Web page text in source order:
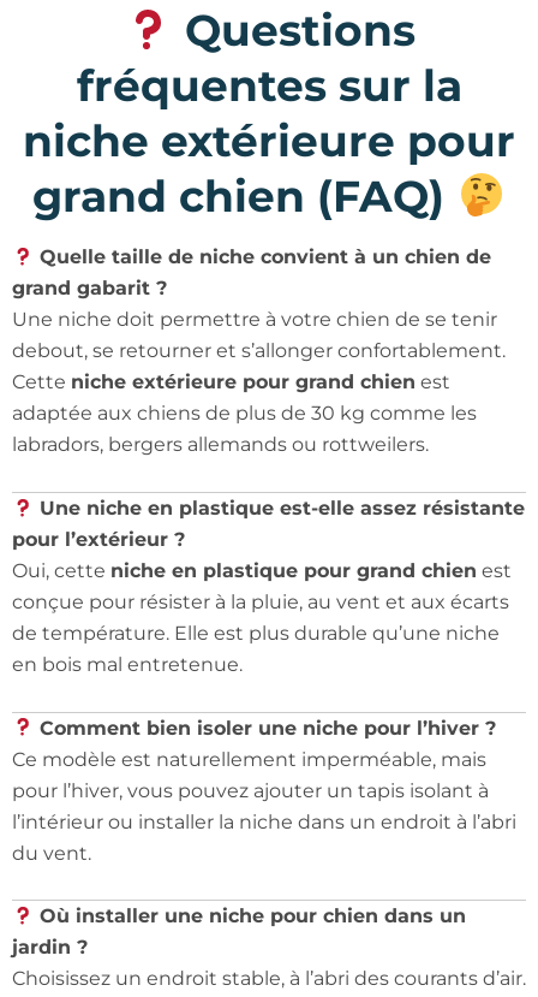
Questions
fréquentes sur la
niche extérieure pour
grand chien (FAQ)
Quelle taille de niche convient à un chien de
grand gabarit ?
Une niche doit permettre à votre chien de se tenir
debout, se retourner et s’allonger confortablement.
Cette niche extérieure pour grand chien est
adaptée aux chiens de plus de 30 kg comme les
labradors, bergers allemands ou rottweilers.
Une niche en plastique est-elle assez résistante
pour l’extérieur ?
Oui, cette niche en plastique pour grand chien est
conçue pour résister à la pluie, au vent et aux écarts
de température. Elle est plus durable qu’une niche
en bois mal entretenue.
Comment bien isoler une niche pour l’hiver ?
Ce modèle est naturellement imperméable, mais
pour l’hiver, vous pouvez ajouter un tapis isolant à
l’intérieur ou installer la niche dans un endroit à l’abri
du vent.
Où installer une niche pour chien dans un
jardin ?
Choisissez un endroit stable, à l’abri des courants d’air.